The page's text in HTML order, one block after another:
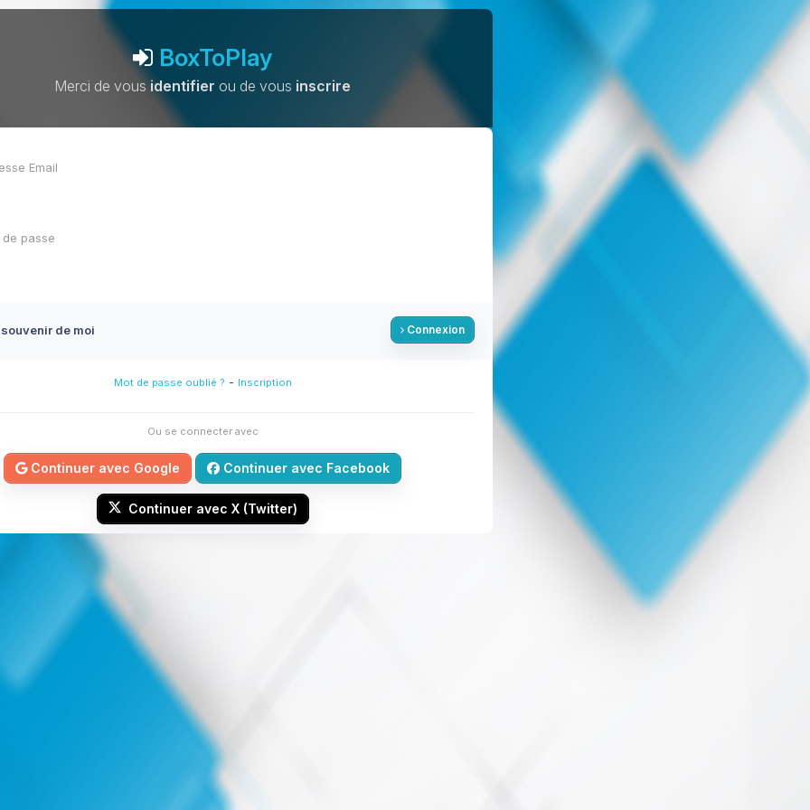
BoxToPlay
Merci de vousidentifier ou de vous inscrire
de moi Connexion
Mot de passe oublié ? - Inscription
Ou se connecter avec
Continuer avec Google Continuer avec Facebook
Continuer avec X (Twitter)